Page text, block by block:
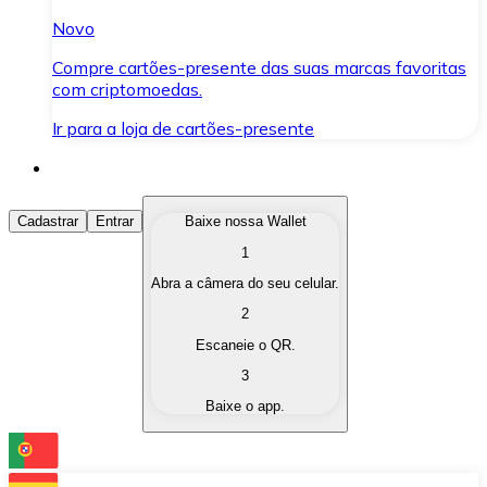
Novo
Compre cartões-presente das suas marcas favoritas
com criptomoedas.
Ir para a loja de cartões-presente
Comprar Criptomoedas
Compre as criptomoedas de seu interesse de forma
Converta suas criptomoedas em moeda fiduciária
Troque uma criptomoeda por outra
Cadastrar Entrar
Baixe nossa Wallet
1
Abra a câmera do seu celular.
2
Escaneie o QR.
3
Baixe o app.